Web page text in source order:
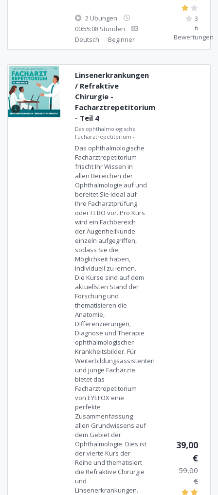
2 Übungen
00:55:08 Stunden
Deutsch
Beginner
3
6
Bewertungen
Linsenerkrankungen
/ Refraktive
Chirurgie -
Facharztrepetitorium
- Teil 4
Das ophthalmologische
Facharztrepetitorium -
Das ophthalmologische
Facharztrepetitorium
frischt Ihr Wissen in
allen Bereichen der
Ophthalmologie auf und
bereitet Sie ideal auf
Ihre Facharztprüfung
oder FEBO vor. Pro Kurs
wird ein Fachbereich
der Augenheilkunde
einzeln aufgegriffen,
sodass Sie die
Möglichkeit haben,
individuell zu lernen.
Die Kurse sind auf dem
aktuellsten Stand der
Forschung und
thematisieren die
Anatomie,
Differenzierungen,
Diagnose und Therapie
ophthalmologischer
Krankheitsbilder. Für
Weiterbildungsassistenten
und junge Fachärzte
bietet das
Facharztrepetitorium
von EYEFOX eine
perfekte
Zusammenfassung
allen Grundwissens auf
dem Gebiet der
Ophthalmologie. Dies ist
der vierte Kurs der
Reihe und thematisiert
die Refraktive Chirurgie
und
Linsenerkrankungen.
39,00
€
59,00
€